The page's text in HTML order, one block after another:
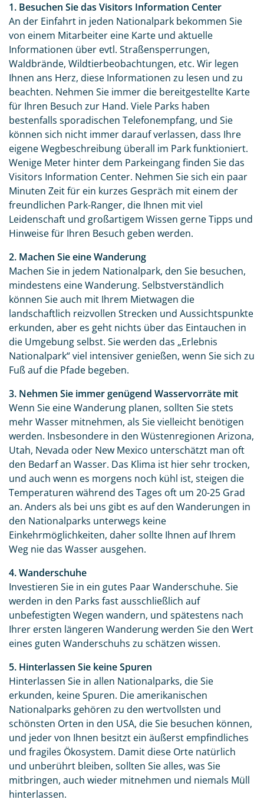
1. Besuchen Sie das Visitors Information Center
An der Einfahrt in jeden Nationalpark bekommen Sie
von einem Mitarbeiter eine Karte und aktuelle
Informationen über evtl. Straßensperrungen,
Waldbrände, Wildtierbeobachtungen, etc. Wir legen
Ihnen ans Herz, diese Informationen zu lesen und zu
beachten. Nehmen Sie immer die bereitgestellte Karte
für Ihren Besuch zur Hand. Viele Parks haben
bestenfalls sporadischen Telefonempfang, und Sie
können sich nicht immer darauf verlassen, dass Ihre
eigene Wegbeschreibung überall im Park funktioniert.
Wenige Meter hinter dem Parkeingang finden Sie das
Visitors Information Center. Nehmen Sie sich ein paar
Minuten Zeit für ein kurzes Gespräch mit einem der
freundlichen Park-Ranger, die Ihnen mit viel
Leidenschaft und großartigem Wissen gerne Tipps und
Hinweise für Ihren Besuch geben werden.
2. Machen Sie eine Wanderung
Machen Sie in jedem Nationalpark, den Sie besuchen,
mindestens eine Wanderung. Selbstverständlich
können Sie auch mit Ihrem Mietwagen die
landschaftlich reizvollen Strecken und Aussichtspunkte
erkunden, aber es geht nichts über das Eintauchen in
die Umgebung selbst. Sie werden das „Erlebnis
Nationalpark“ viel intensiver genießen, wenn Sie sich zu
Fuß auf die Pfade begeben.
3. Nehmen Sie immer genügend Wasservorräte mit
Wenn Sie eine Wanderung planen, sollten Sie stets
mehr Wasser mitnehmen, als Sie vielleicht benötigen
werden. Insbesondere in den Wüstenregionen Arizona,
Utah, Nevada oder New Mexico unterschätzt man oft
den Bedarf an Wasser. Das Klima ist hier sehr trocken,
und auch wenn es morgens noch kühl ist, steigen die
Temperaturen während des Tages oft um 20-25 Grad
an. Anders als bei uns gibt es auf den Wanderungen in
den Nationalparks unterwegs keine
Einkehrmöglichkeiten, daher sollte Ihnen auf Ihrem
Weg nie das Wasser ausgehen.
4. Wanderschuhe
Investieren Sie in ein gutes Paar Wanderschuhe. Sie
werden in den Parks fast ausschließlich auf
unbefestigten Wegen wandern, und spätestens nach
Ihrer ersten längeren Wanderung werden Sie den Wert
eines guten Wanderschuhs zu schätzen wissen.
5. Hinterlassen Sie keine Spuren
Hinterlassen Sie in allen Nationalparks, die Sie
erkunden, keine Spuren. Die amerikanischen
Nationalparks gehören zu den wertvollsten und
schönsten Orten in den USA, die Sie besuchen können,
und jeder von Ihnen besitzt ein äußerst empfindliches
und fragiles Ökosystem. Damit diese Orte natürlich
und unberührt bleiben, sollten Sie alles, was Sie
mitbringen, auch wieder mitnehmen und niemals Müll
hinterlassen.